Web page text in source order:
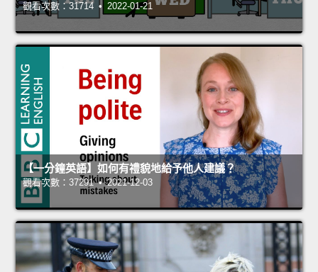
觀看次數：31714 • 2022-01-21
【一分鐘英語】如何有禮貌地給予他人建議？
觀看次數：37291 • 2021-12-03